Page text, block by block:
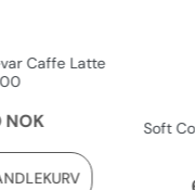
Caffe Latte